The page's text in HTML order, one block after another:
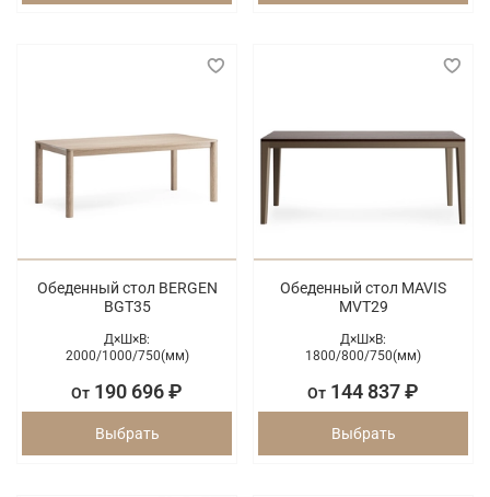
Обеденный стол BERGEN
BGT35
Д×Ш×В:
2000/1000/750(мм)
От 190 696 ₽
Выбрать
Обеденный стол MAVIS
MVT29
Д×Ш×В:
1800/800/750(мм)
От 144 837 ₽
Выбрать